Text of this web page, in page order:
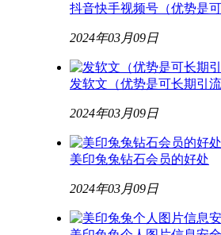
抖音快手视频号（优势是
2024年03月09日
发软文（优势是可长期引
2024年03月09日
美印兔兔钻石会员的好处
2024年03月09日